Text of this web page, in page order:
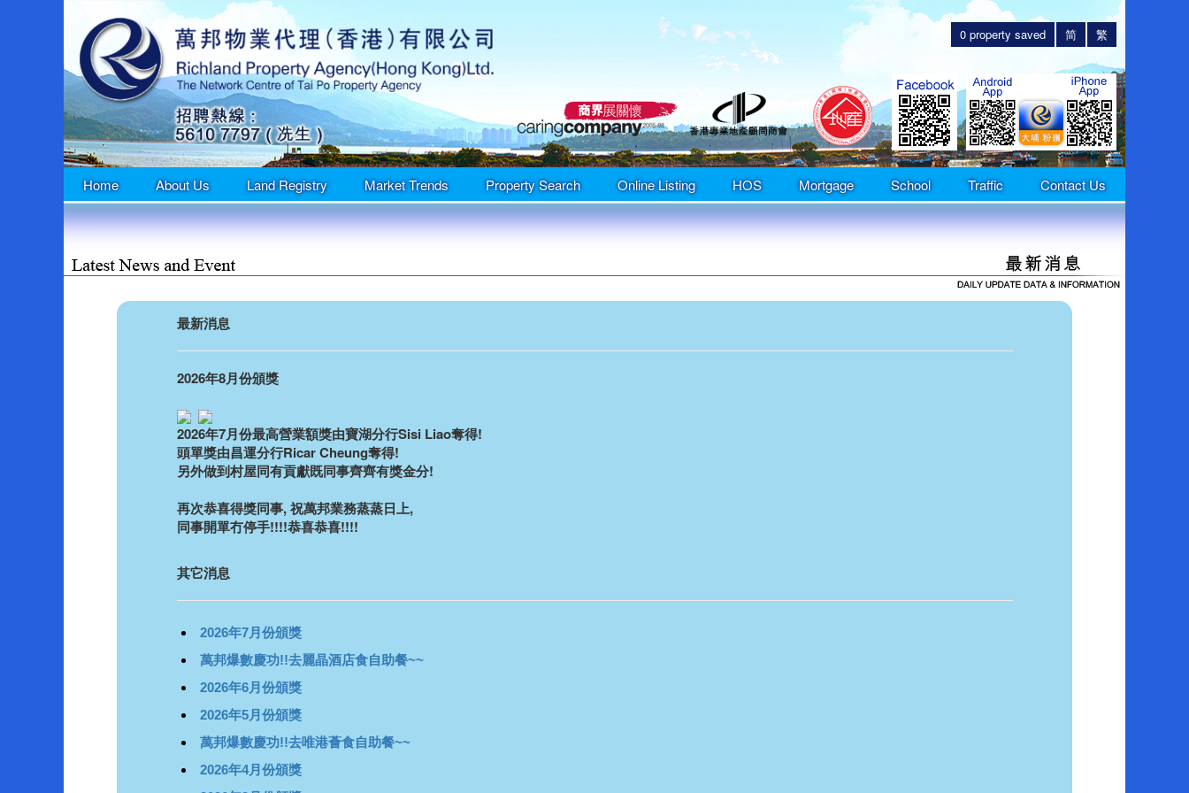
繁
简
0 property saved
Home About Us Land Registry Market Trends Property Search Online Listing HOS Mortgage School Traffic Contact Us
最新消息
2026年8月份頒獎
2026年7月份最高營業額獎由寶湖分行Sisi Liao奪得!
頭單獎由昌運分行Ricar Cheung奪得!
另外做到村屋同有貢獻既同事齊齊有獎金分!
再次恭喜得獎同事, 祝萬邦業務蒸蒸日上,
同事開單冇停手!!!!恭喜恭喜!!!!
其它消息
2026年7月份頒獎
萬邦爆數慶功!!去麗晶酒店食自助餐~~
2026年6月份頒獎
2026年5月份頒獎
萬邦爆數慶功!!去唯港薈食自助餐~~
2026年4月份頒獎